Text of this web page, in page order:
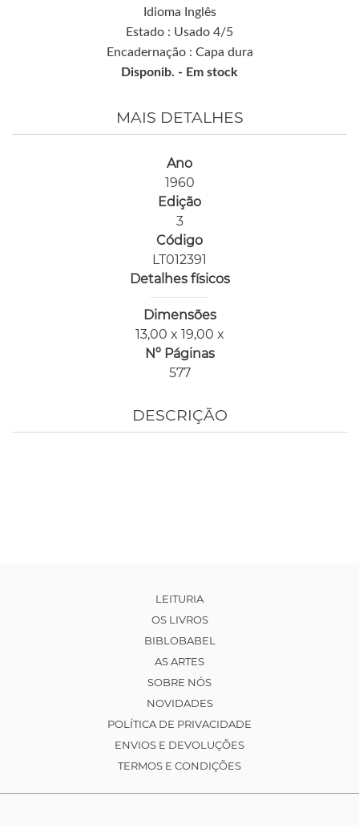
Idioma Inglês
Estado : Usado 4/5
Encadernação : Capa dura
Disponib. - Em stock
MAIS DETALHES
Ano
1960
Edição
3
Código
LT012391
Detalhes físicos
Dimensões
13,00 x 19,00 x
Nº Páginas
577
DESCRIÇÃO
LEITURIA
OS LIVROS
BIBLOBABEL
AS ARTES
SOBRE NÓS
NOVIDADES
POLÍTICA DE PRIVACIDADE
ENVIOS E DEVOLUÇÕES
TERMOS E CONDIÇÕES